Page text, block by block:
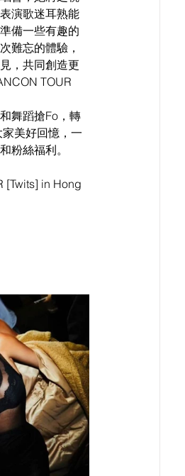
演歌迷耳熟能
備一些有趣的
難忘的體驗，
，共同創造更
TOUR
舞蹈搶Fo，轉
美好回憶，一
粉絲福利。
[Twits] in Hong